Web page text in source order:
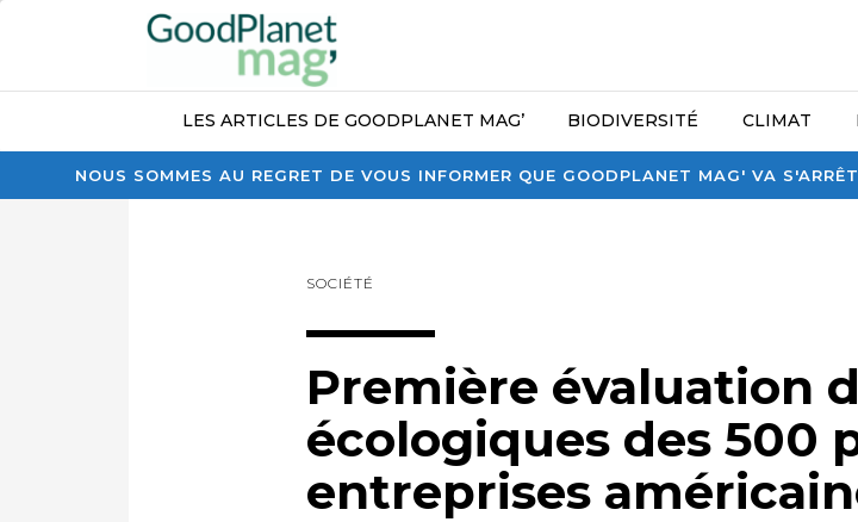
NOUS SOMMES AU REGRET DE VOUS INFORMER QUE GOODPLANET MAG' VA
LES ARTICLES DE GOODPLANET MAG’ BIODIVERSITÉ CLIMAT
SOCIÉTÉ
Première évaluation
écologiques des 500
entreprises